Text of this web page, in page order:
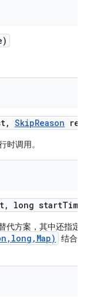
, SkipReason
时调用。
, long start
代方案，其中还指定
结合